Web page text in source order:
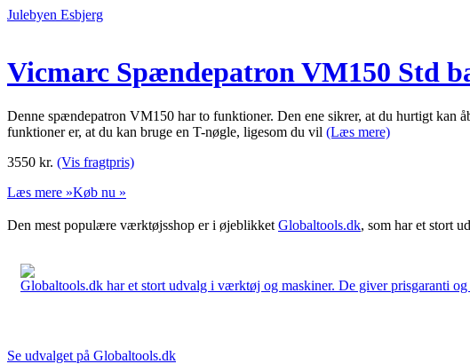
Julebyen Esbjerg
Vicmarc Spændepatron VM150 Std
Denne spændepatron VM150 har to funktioner. Den ene sikrer, at du hurtigt kan
funktioner er, at du kan bruge en T-nøgle, ligesom du vil (Læs mere)
3550 kr. (Vis fragtpris)
Læs mere »Køb nu »
Den mest populære værktøjsshop er i øjeblikket Globaltools.dk, som har et stort
Globaltools.dk har et stort udvalg i værktøj og maskiner. De giver prisgaranti
Se udvalget på Globaltools.dk